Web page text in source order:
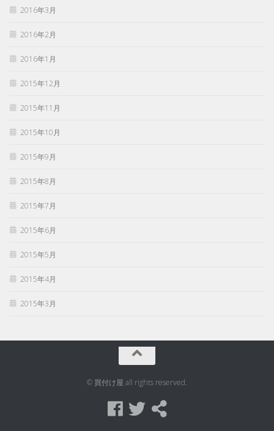
2016年3月
2016年2月
2016年1月
2015年12月
2015年11月
2015年10月
2015年9月
2015年8月
2015年7月
2015年6月
2015年5月
2015年4月
2015年3月
© 買付け屋 all rights reserved.